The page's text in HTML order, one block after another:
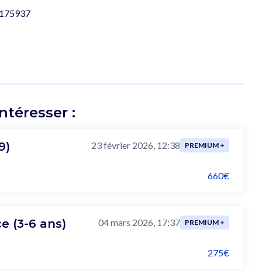
:
23 février 2026, 12:38 PREMIUM +
660€
(3-6 ans) 04 mars 2026, 17:37 PREMIUM +
275€